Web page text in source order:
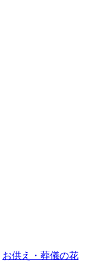
お供え・葬儀の花